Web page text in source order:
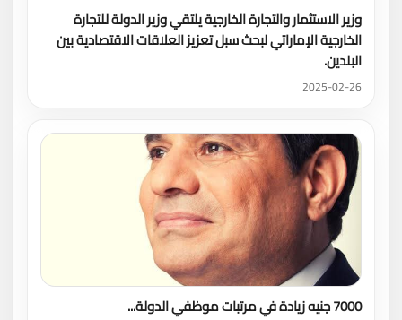
وزير الاستثمار والتجارة الخارجية يلتقي وزير الدولة للتجارة
الخارجية الإماراتي لبحث سبل تعزيز العلاقات الاقتصادية بين
البلدين.
2025-02-26
7000 جنيه زيادة في مرتبات موظفي الدولة...